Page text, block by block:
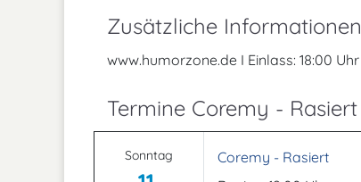
Zusätzliche Informationen
www.humorzone.de I Einlass: 18:00 Uhr
Termine Coremy - Rasiert
Sonntag
Coremy - Rasiert